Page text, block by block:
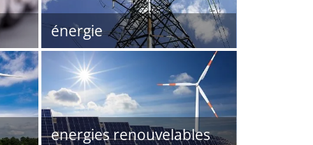
énergie
energies renouvelables